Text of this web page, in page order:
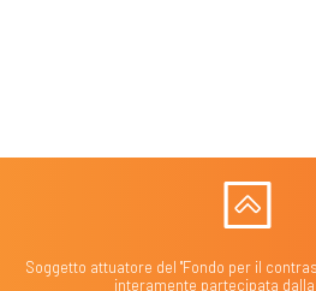
Soggetto attuatore del "Fondo per il
interamente partecipata